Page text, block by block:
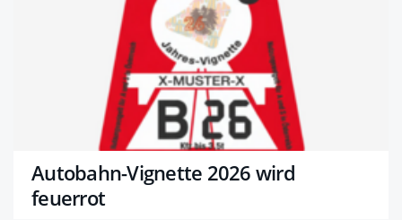
Autobahn-Vignette 2026 wird
feuerrot